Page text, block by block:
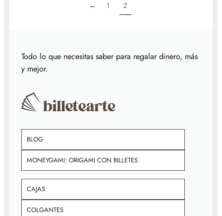
← 1 2
Todo lo que necesitas saber para regalar dinero, más
y mejor.
BLOG
MONEYGAMI: ORIGAMI CON BILLETES
CAJAS
COLGANTES